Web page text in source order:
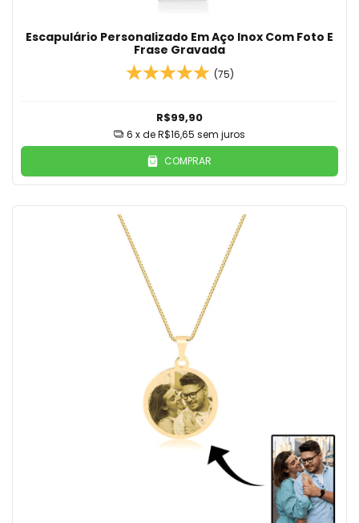
Escapulário Personalizado Em Aço Inox Com Foto E
Frase Gravada
(75)
R$99,90
6 x deR$16,65 sem juros
COMPRAR